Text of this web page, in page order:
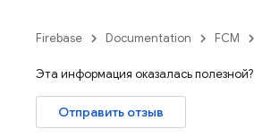
Firebase Documentation FCM
Эта информация оказалась полезной?
Отправить отзыв